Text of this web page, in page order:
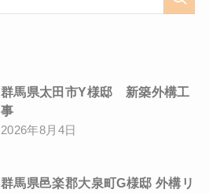
群馬県太田市Y様邸 新築外構工
事
2026年8月4日
群馬県邑楽郡大泉町G様邸 外構リ